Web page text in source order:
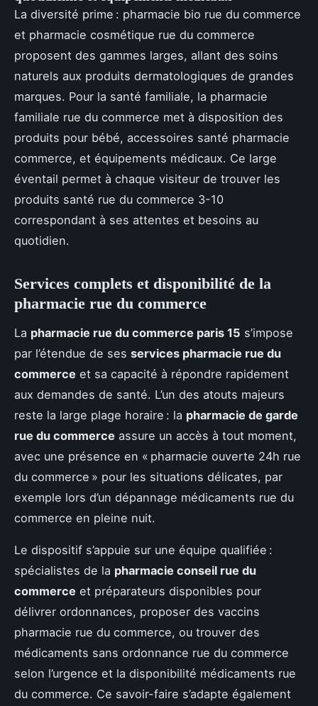
La diversité prime : pharmacie bio rue du commerce
et pharmacie cosmétique rue du commerce
proposent des gammes larges, allant des soins
naturels aux produits dermatologiques de grandes
marques. Pour la santé familiale, la pharmacie
familiale rue du commerce met à disposition des
produits pour bébé, accessoires santé pharmacie
commerce, et équipements médicaux. Ce large
éventail permet à chaque visiteur de trouver les
produits santé rue du commerce 3-10
correspondant à ses attentes et besoins au
quotidien.
Services complets et disponibilité de la
pharmacie rue du commerce
La pharmacie rue du commerce paris 15 s’impose
par l’étendue de ses services pharmacie rue du
commerce et sa capacité à répondre rapidement
aux demandes de santé. L’un des atouts majeurs
reste la large plage horaire : la pharmacie de garde
rue du commerce assure un accès à tout moment,
avec une présence en « pharmacie ouverte 24h rue
du commerce » pour les situations délicates, par
exemple lors d’un dépannage médicaments rue du
commerce en pleine nuit.
Le dispositif s’appuie sur une équipe qualifiée :
spécialistes de la pharmacie conseil rue du
commerce et préparateurs disponibles pour
délivrer ordonnances, proposer des vaccins
pharmacie rue du commerce, ou trouver des
médicaments sans ordonnance rue du commerce
selon l’urgence et la disponibilité médicaments rue
du commerce. Ce savoir-faire s’adapte également